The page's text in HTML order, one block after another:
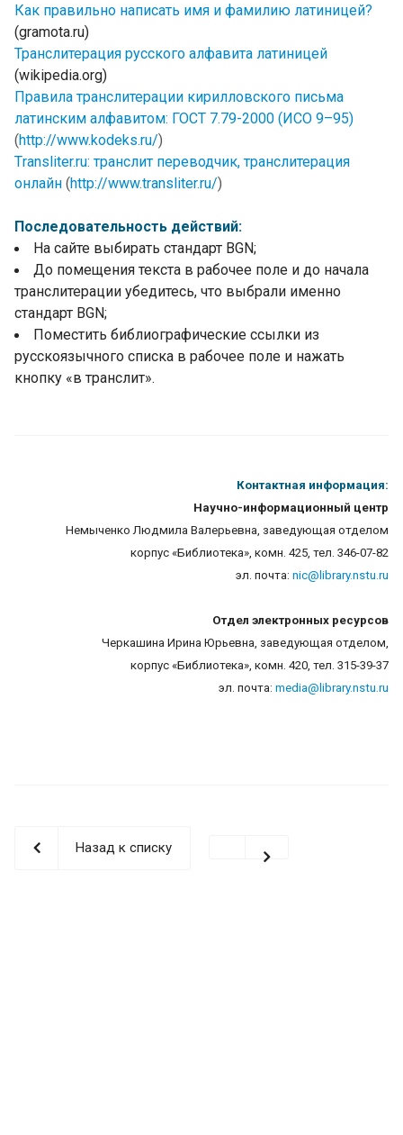
Как правильно написать имя и фамилию латиницей?
(gramota.ru)
Транслитерация русского алфавита латиницей
(wikipedia.org)
Правила транслитерации кирилловского письма
латинским алфавитом: ГОСТ 7.79-2000 (ИСО 9–95)
(http://www.kodeks.ru/)
Тransliter.ru: транслит переводчик, транслитерация
онлайн (http://www.transliter.ru/)
Последовательность действий:
На сайте выбирать стандарт BGN;
До помещения текста в рабочее поле и до начала
транслитерации убедитесь, что выбрали именно
стандарт BGN;
Поместить библиографические ссылки из
русскоязычного списка в рабочее поле и нажать
кнопку «в транслит».
Контактная информация:
Научно-информационный центр
Немыченко Людмила Валерьевна, заведующая отделом
корпус «Библиотека», комн. 425, тел. 346-07-82
эл. почта: nic@library.nstu.ru
Отдел электронных ресурсов
Черкашина Ирина Юрьевна, заведующая отделом
корпус «Библиотека», комн. 420, тел. 315-39-37
эл. почта: media@library.nstu.ru
Назад к списку